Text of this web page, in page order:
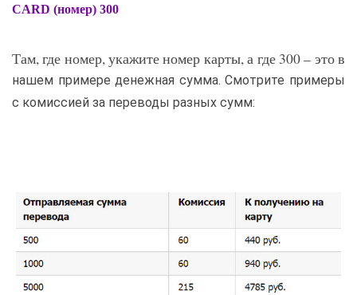
CARD (номер) 300
Там, где номер, укажите номер карты, а где 300 – это в
нашем примере денежная сумма. Смотрите примеры
с комиссией за переводы разных сумм: